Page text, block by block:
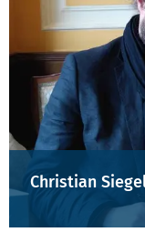
Christian